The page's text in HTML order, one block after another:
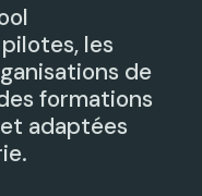
les
de
formations
adaptées